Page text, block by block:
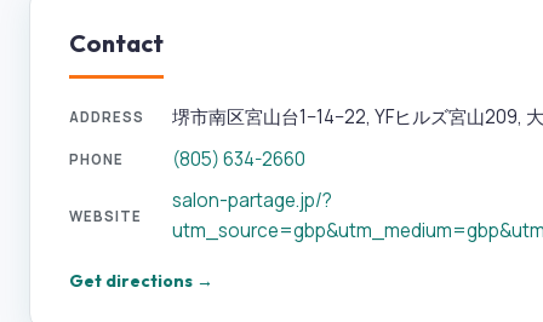
Contact
ADDRESS 堺市南区宮山台1−14−22, YFヒルズ宮山209,
PHONE (805) 634-2660
WEBSITE
salon-partage.jp/?
Get directions →